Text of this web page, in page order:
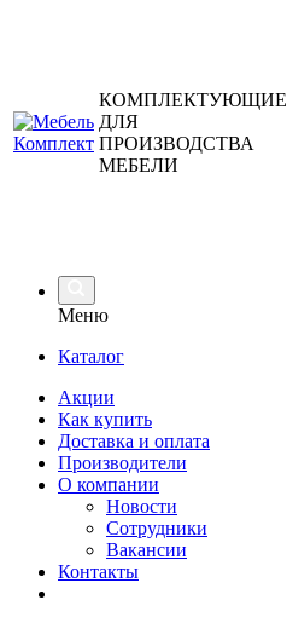
КОМПЛЕКТУЮЩИЕ
ДЛЯ
ПРОИЗВОДСТВА
МЕБЕЛИ
Меню
Каталог
Акции
Как купить
Доставка и оплата
Производители
О компании
Новости
Сотрудники
Вакансии
Контакты